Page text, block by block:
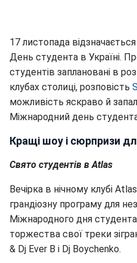
17 листопада
День студента в Україні.
студентів заплановані в
клубах столиці, розповість
можливість яскраво й
Міжнародний день
Кращі шоу і сюрпризи
Свято студентів в Atlas
Вечірка в нічному клубі
грандіозну програму для
Міжнародного дня
торжества свої треки
& Dj Ever B і Dj Boychenko.